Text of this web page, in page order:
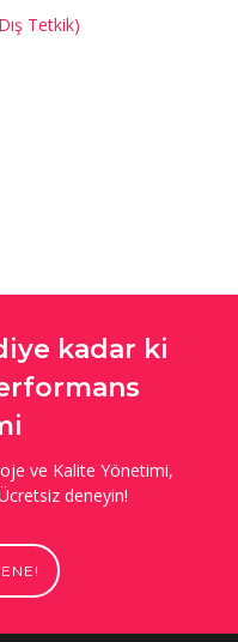
Tetkik)
kadar ki
ve Kalite Yönetimi,
deneyin!